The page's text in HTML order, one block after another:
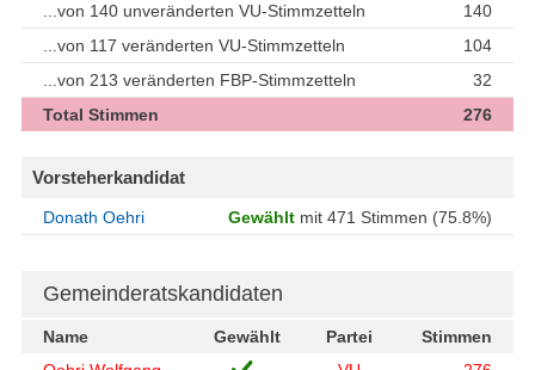
...von 140 unveränderten VU-Stimmzetteln
140
...von 117 veränderten VU-Stimmzetteln
104
...von 213 veränderten FBP-Stimmzetteln
32
Total Stimmen
276
Vorsteherkandidat
Donath Oehri Gewählt mit 471 Stimmen (75.8%)
Gemeinderatskandidaten
Name Gewählt Partei
Stimmen